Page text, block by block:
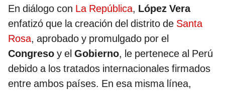
En diálogo con La República, López Vera
enfatizó que la creación del distrito de Santa
Rosa, aprobado y promulgado por el
Congreso y el Gobierno, le pertenece al Perú
debido a los tratados internacionales firmados
entre ambos países. En esa misma línea,